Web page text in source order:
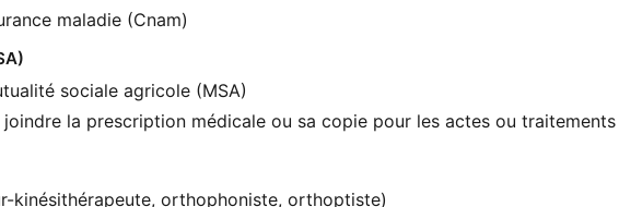
maladie (Cnam)
sociale agricole (MSA)
la prescription médicale ou sa copie pour les actes ou traitements
kinésithérapeute, orthophoniste, orthoptiste)